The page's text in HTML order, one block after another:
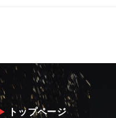
トップページ